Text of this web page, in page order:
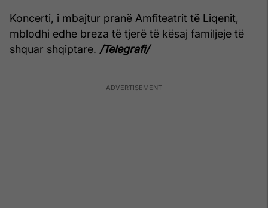
Koncerti, i mbajtur pranë Amfiteatrit të Liqenit,
mblodhi edhe breza të tjerë të kësaj familjeje të
shquar shqiptare. /Telegrafi/